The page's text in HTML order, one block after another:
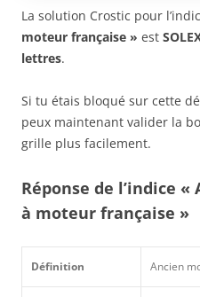
La solution Crostic pour
moteur française » est
lettres.
Si tu étais bloqué sur cette
peux maintenant valider la
grille plus facilement.
Réponse de l’indice
à moteur française »
Définition Ancien